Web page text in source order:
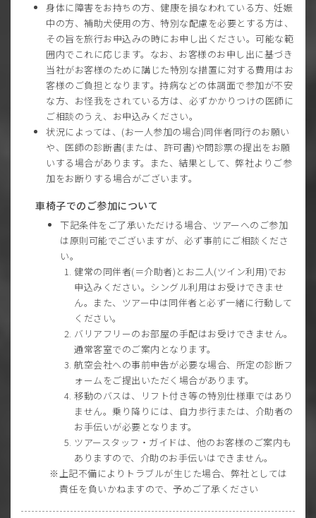
身体に障害をお持ちの方、健康を損なわれている方、妊娠
中の方、補助犬使用の方、特別な配慮を必要とする方は、
その旨を旅行お申込みの時にお申し出ください。可能な範
囲内でこれに応じます。なお、お客様のお申し出に基づき
当社がお客様のために講じた特別な措置に対する費用はお
客様のご負担となります。持病などの体調面で参加が不安
な方、お怪我をされている方は、必ずかかりつけの医師に
ご相談のうえ、お申込みください。
状況によっては、(お一人参加の場合)同伴者同行のお願い
や、医師の診断書(または、許可書)や問診票の提出をお願
いする場合があります。また、結果として、弊社よりご参
加をお断りする場合がございます。
車椅子でのご参加について
下記条件をご了承いただける場合、ツアーへのご参加
は原則可能でございますが、必ず事前にご相談くださ
い。
健常の同伴者(＝介助者)とお二人(ツイン利用)でお
申込みください。シングル利用はお受けできませ
ん。また、ツアー中は同伴者と必ず一緒に行動して
ください。
バリアフリーのお部屋の手配はお受けできません。
通常客室でのご案内となります。
航空会社への事前申告が必要な場合、所定の診断フ
ォームをご提出いただく場合があります。
移動のバスは、リフト付き等の特別仕様車ではあり
ません。乗り降りには、自力歩行または、介助者の
お手伝いが必要となります。
ツアースタッフ・ガイドは、他のお客様のご案内も
ありますので、介助のお手伝いはできません。
上記不備によりトラブルが生じた場合、弊社としては
責任を負いかねますので、予めご了承ください